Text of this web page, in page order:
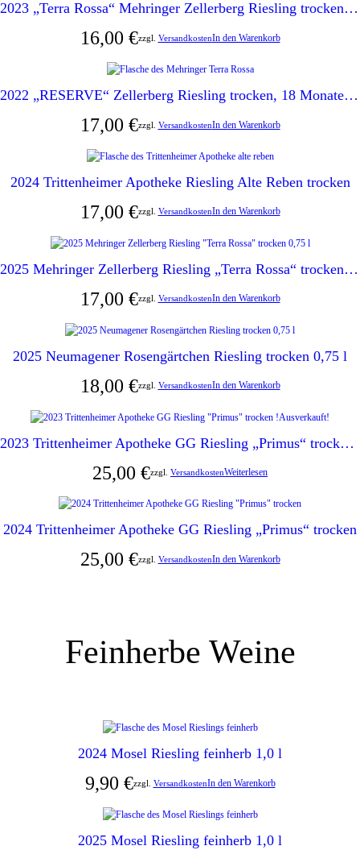
2023 „Terra Rossa“ Mehringer Zellerberg Riesling trocken 0,75 l
16,00 €zzgl. VersandkostenIn den Warenkorb
2022 „RESERVE“ Zellerberg Riesling trocken, 18 Monate Fassreife
17,00 €zzgl. VersandkostenIn den Warenkorb
2024 Trittenheimer Apotheke Riesling Alte Reben trocken
17,00 €zzgl. VersandkostenIn den Warenkorb
2025 Mehringer Zellerberg Riesling „Terra Rossa“ trocken 0,75 l
17,00 €zzgl. VersandkostenIn den Warenkorb
2025 Neumagener Rosengärtchen Riesling trocken 0,75 l
18,00 €zzgl. VersandkostenIn den Warenkorb
2023 Trittenheimer Apotheke GG Riesling „Primus“ trocken !Ausverkauft!
25,00 €zzgl. VersandkostenWeiterlesen
2024 Trittenheimer Apotheke GG Riesling „Primus“ trocken
25,00 €zzgl. VersandkostenIn den Warenkorb
Feinherbe Weine
2024 Mosel Riesling feinherb 1,0 l
9,90 €zzgl. VersandkostenIn den Warenkorb
2025 Mosel Riesling feinherb 1,0 l